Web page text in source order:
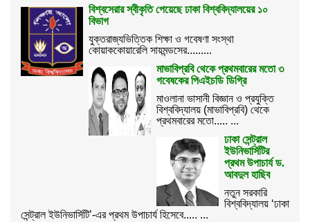
বিশ্বসেরার স্বীকৃতি পেয়েছে ঢাকা বিশ্ববিদ্যালয়ের ১০
বিভাগ
যুক্তরাজ্যভিত্তিক শিক্ষা ও গবেষণা সংস্থা
কোয়াককোয়ারেলি সায়মন্ডসের.........
মাভাবিপ্রবি থেকে প্রথমবারের মতো ৩
গবেষকের পিএইচডি ডিগ্রি
মাওলানা ভাসানী বিজ্ঞান ও প্রযুক্তি
বিশ্ববিদ্যালয় (মাভাবিপ্রবি) থেকে
প্রথমবারের মতো..... ...
ঢাকা সেন্ট্রাল
ইউনিভার্সিটির
প্রথম উপাচার্য ড.
আবদুল হাছিব
নতুন সরকারি
বিশ্ববিদ্যালয় ‘ঢাকা
সেন্ট্রাল ইউনিভার্সিটি’-এর প্রথম উপাচার্য হিসেবে..... ...